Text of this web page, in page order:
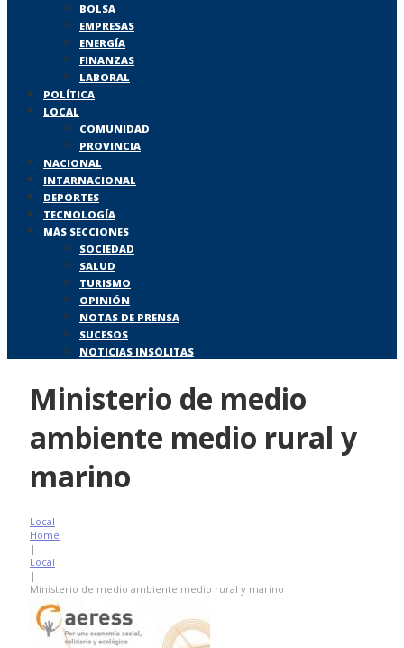
BOLSA
EMPRESAS
ENERGÍA
FINANZAS
LABORAL
POLÍTICA
LOCAL
COMUNIDAD
PROVINCIA
NACIONAL
INTARNACIONAL
DEPORTES
TECNOLOGÍA
MÁS SECCIONES
SOCIEDAD
SALUD
TURISMO
OPINIÓN
NOTAS DE PRENSA
SUCESOS
NOTICIAS INSÓLITAS
Ministerio de medio
ambiente medio rural y
marino
Local
Home
|
Local
|
Ministerio de medio ambiente medio rural y marino